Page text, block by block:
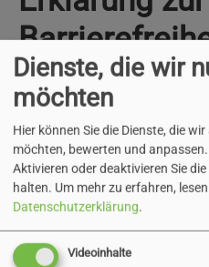
Diese Erklärung wurde
Die Aussagen bezüglich
den
Erklärung beruhen auf
Die Erklärung wurde
überprüft.
Dienste, die wir
möchten
Hier können Sie die Dienste, die
möchten, bewerten und
Aktivieren oder deaktivieren Sie
halten. Um mehr zu erfahren,
Datenschutzerklärung.
Videoinhalte